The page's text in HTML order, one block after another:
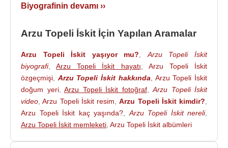
Halen derneğin ikinci başkanıdır. Dahili ve Cerrahi
yılında Dünya Yoğun Bakım Dernekleri
ise yürütme kuruluna muhasip üye olarak
seçilmiştir.
Prof.Dr. Arzu Topeli İskit, Aralık 2011-Ocak 2016
yılları arasındaHacettepe ÜniversitesiErişkin
Hastanesi Başhekimliği ve Sağlık Birimleri Yönetim
Kurulu Başkan Yardımcılığı görevinde bulundu.
Biyografinin devamı ››
Arzu Topeli İskit İçin Yapılan Aramalar
Arzu Topeli İskit yaşıyor mu?
Arzu Topeli İskit
biyografi,Arzu Topeli İskit hayatı
Arzu Topeli İskit
özgeçmişi
Arzu Topeli İskit hakkında
Arzu Topeli İskit
doğum yeri, Arzu Topeli İskit fotoğraf, Arzu Topeli İskit
video ,Arzu Topeli İskit resim ,Arzu Topeli İskit kimdir?
Arzu Topeli İskit kaç yaşında?
Arzu Topeli İskit nereli,
Arzu Topeli İskit memleketi Arzu Topeli İskit albümleri